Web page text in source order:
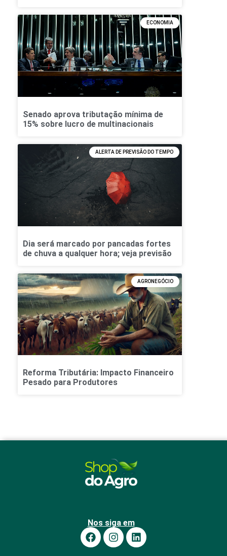
ECONOMIA
Senado aprova tributação mínima de
15% sobre lucro de multinacionais
ALERTA DE PREVISÃO DO TEMPO
Dia será marcado por pancadas fortes
de chuva a qualquer hora; veja previsão
AGRONEGÓCIO
Reforma Tributária: Impacto Financeiro
Pesado para Produtores
Nos siga em